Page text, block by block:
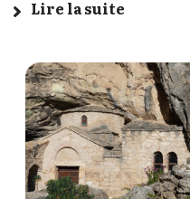
Lire la suite